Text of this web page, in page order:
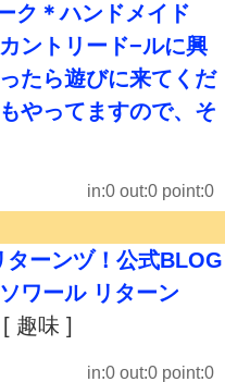
ク＊ハンドメイド
ントリード−ルに興
たら遊びに来てくだ
やってますので、そ
in:0 out:0 point:0
ーンヅ！公式BLOG
ワール リターン
[ 趣味 ]
in:0 out:0 point:0